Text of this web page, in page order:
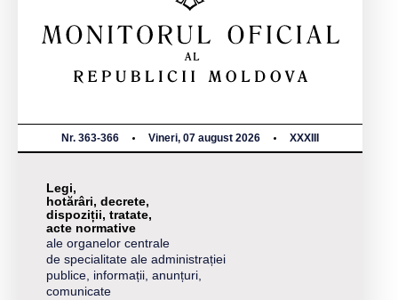
Nr. 363-366 Vineri, 07 august 2026 XXXIII
Legi,
hotărâri, decrete,
dispoziții, tratate,
acte normative
ale organelor centrale
de specialitate ale administrației
publice, informații, anunțuri,
comunicate